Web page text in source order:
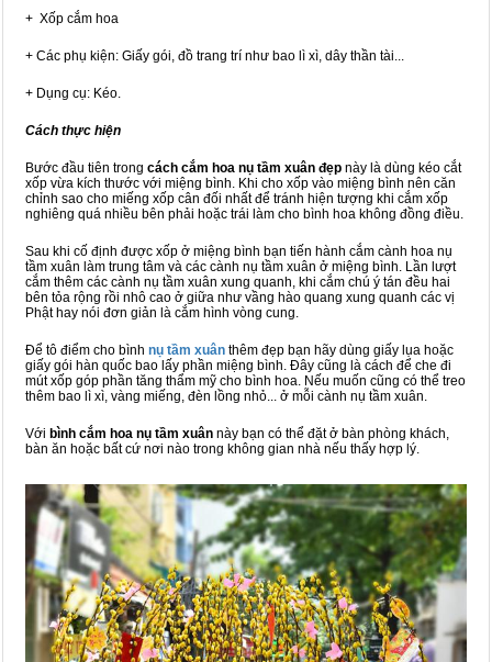
+ Xốp cắm hoa
+ Các phụ kiện: Giấy gói, đồ trang trí như bao lì xì, dây thần tài...
+ Dụng cụ: Kéo.
Cách thực hiện
Bước đầu tiên trong cách cắm hoa nụ tầm xuân đẹp này là dùng kéo cắt
xốp vừa kích thước với miệng bình. Khi cho xốp vào miệng bình nên căn
chỉnh sao cho miếng xốp cân đối nhất để tránh hiện tượng khi cắm xốp
nghiêng quá nhiều bên phải hoặc trái làm cho bình hoa không đồng điều.
Sau khi cố định được xốp ở miệng bình bạn tiến hành cắm cành hoa nụ
tầm xuân làm trung tâm và các cành nụ tầm xuân ở miệng bình. Lần lượt
cắm thêm các cành nụ tầm xuân xung quanh, khi cắm chú ý tán đều hai
bên tỏa rộng rồi nhô cao ở giữa như vầng hào quang xung quanh các vị
Phật hay nói đơn giản là cắm hình vòng cung.
Để tô điểm cho bình nụ tầm xuân thêm đẹp bạn hãy dùng giấy lụa hoặc
giấy gói hàn quốc bao lấy phần miệng bình. Đây cũng là cách để che đi
mút xốp góp phần tăng thẩm mỹ cho bình hoa. Nếu muốn cũng có thể treo
thêm bao lì xì, vàng miếng, đèn lồng nhỏ... ở mỗi cành nụ tầm xuân.
Với bình cắm hoa nụ tầm xuân này bạn có thể đặt ở bàn phòng khách,
bàn ăn hoặc bất cứ nơi nào trong không gian nhà nếu thấy hợp lý.